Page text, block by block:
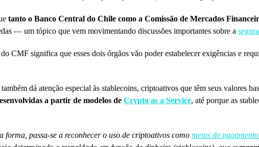
tanto o Banco Central do Chile como a Comissão de Mercados
— um tópico que vem movimentando discussões importantes sobre a
CMF significa que esses dois órgãos vão poder estabelecer exigências e
dá atenção especial às stablecoins, criptoativos que têm seus valores
a partir de modelos deCrypto as a Service, até porque as
forma, passa-se a reconhecer o uso de criptoativos comomeios de